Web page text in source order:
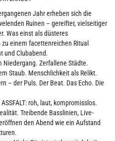
Jahr erheben sich die
Ruinen – gereifter, vielseitiger
Was einst als düsteres
einem facettenreichen Ritual
und Clubabend.
Niedergang. Zerfallene Städte.
Staub. Menschlichkeit als Relikt.
– der Puls. Der Beat. Das Echo. Die
roh, laut, kompromisslos.
Treibende Basslinien, Live-
den Abend wie ein Aufstand